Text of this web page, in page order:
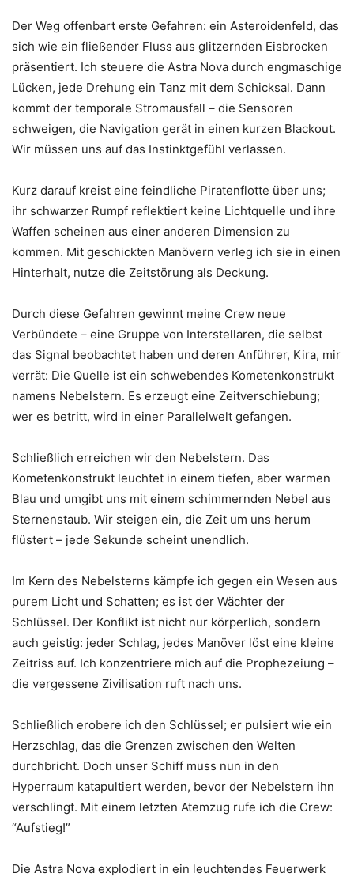
Der Weg offenbart erste Gefahren: ein Asteroidenfeld, das
sich wie ein fließender Fluss aus glitzernden Eisbrocken
präsentiert. Ich steuere die Astra Nova durch engmaschige
Lücken, jede Drehung ein Tanz mit dem Schicksal. Dann
kommt der temporale Stromausfall – die Sensoren
schweigen, die Navigation gerät in einen kurzen Blackout.
Wir müssen uns auf das Instinktgefühl verlassen.
Kurz darauf kreist eine feindliche Piratenflotte über uns;
ihr schwarzer Rumpf reflektiert keine Lichtquelle und ihre
Waffen scheinen aus einer anderen Dimension zu
kommen. Mit geschickten Manövern verleg ich sie in einen
Hinterhalt, nutze die Zeitstörung als Deckung.
Durch diese Gefahren gewinnt meine Crew neue
Verbündete – eine Gruppe von Interstellaren, die selbst
das Signal beobachtet haben und deren Anführer, Kira, mir
verrät: Die Quelle ist ein schwebendes Kometenkonstrukt
namens Nebelstern. Es erzeugt eine Zeitverschiebung;
wer es betritt, wird in einer Parallelwelt gefangen.
Schließlich erreichen wir den Nebelstern. Das
Kometenkonstrukt leuchtet in einem tiefen, aber warmen
Blau und umgibt uns mit einem schimmernden Nebel aus
Sternenstaub. Wir steigen ein, die Zeit um uns herum
flüstert – jede Sekunde scheint unendlich.
Im Kern des Nebelsterns kämpfe ich gegen ein Wesen aus
purem Licht und Schatten; es ist der Wächter der
Schlüssel. Der Konflikt ist nicht nur körperlich, sondern
auch geistig: jeder Schlag, jedes Manöver löst eine kleine
Zeitriss auf. Ich konzentriere mich auf die Prophezeiung –
die vergessene Zivilisation ruft nach uns.
Schließlich erobere ich den Schlüssel; er pulsiert wie ein
Herzschlag, das die Grenzen zwischen den Welten
durchbricht. Doch unser Schiff muss nun in den
Hyperraum katapultiert werden, bevor der Nebelstern ihn
verschlingt. Mit einem letzten Atemzug rufe ich die Crew:
“Aufstieg!”
Die Astra Nova explodiert in ein leuchtendes Feuerwerk